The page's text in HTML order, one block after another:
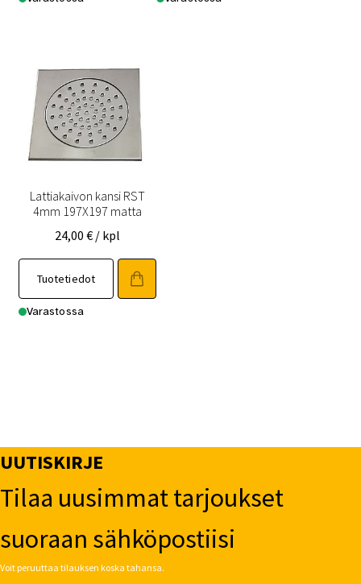
Lattiakaivon kansi RST
4mm 197X197 matta
24,00 € / kpl
Tuotetiedot
Varastossa
UUTISKIRJE
Tilaa uusimmat tarjoukset
suoraan sähköpostiisi
Voit peruuttaa tilauksen koska tahansa.